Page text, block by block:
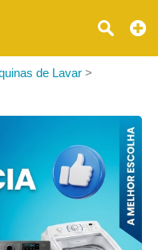
de Lavar >